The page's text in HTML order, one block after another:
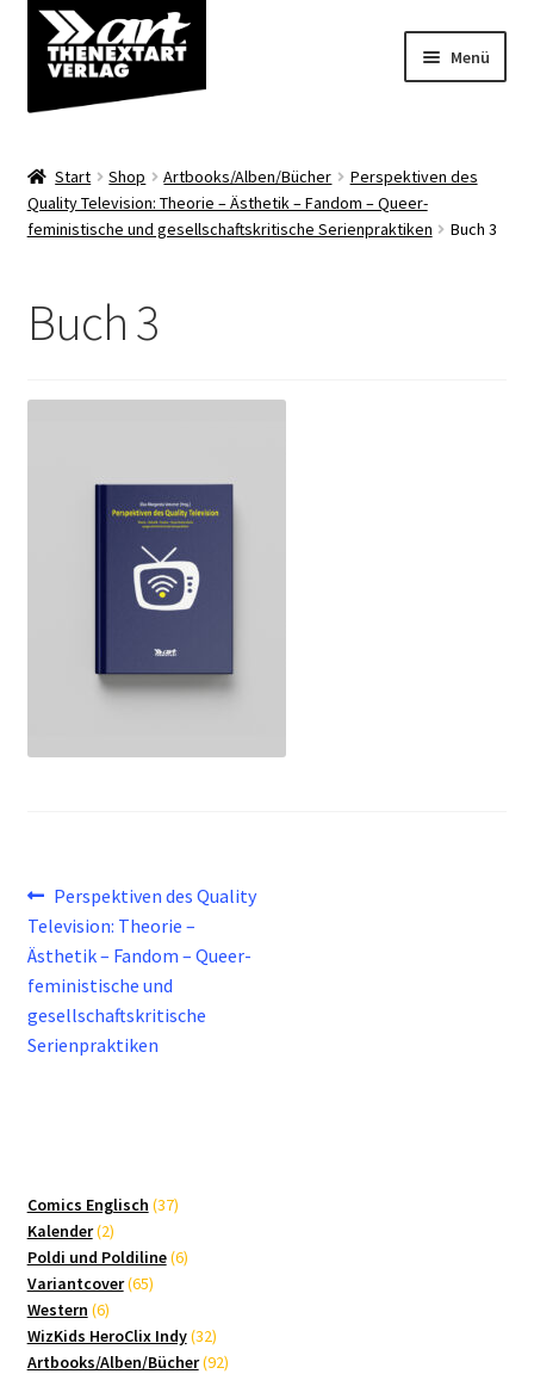
Zur
Navigation
springen
Zum
Inhalt
springen
Menü
Shop
öffnen
Start Shop Artbooks/Alben/Bücher
Perspektiven des
Quality Television: Theorie – Ästhetik – Fandom – Queer-
feministische und gesellschaftskritische Serienpraktiken
Buch 3
Buch 3
Beitragsnavigation
Vorheriger
Beitrag:
Perspektiven des Quality
Television: Theorie –
Ästhetik – Fandom – Queer-
feministische und
gesellschaftskritische
Serienpraktiken
Comics Englisch 3737
Kalender 22
Produkte
Poldi und Poldiline 66
Variantcover 6565
Western 66
Produkte
WizKids HeroClix Indy 3232
Produkte
Artbooks/Alben/Bücher 9292